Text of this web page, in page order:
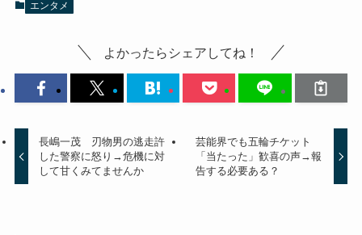
エンタメ
よかったらシェアしてね！
長嶋一茂 刃物男の逃走許
した警察に怒り→危機に対
して甘くみてませんか
芸能界でも五輪チケット
「当たった」歓喜の声→報
告する必要ある？